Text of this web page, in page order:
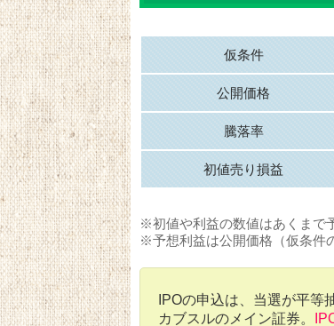
仮条件
公開価格
騰落率
初値売り損益
※初値や利益の数値はあくまで
※予想利益は公開価格（仮条件
IPOの申込は、当選が平等
カブスルのメイン証券。